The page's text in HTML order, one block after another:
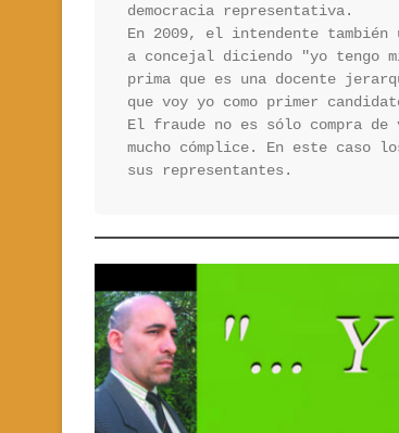
democracia representativa.
En 2009, el intendente
a concejal diciendo "yo
prima que es una docente
que voy yo como primer
El fraude no es sólo compra
mucho cómplice. En este caso
sus representantes.